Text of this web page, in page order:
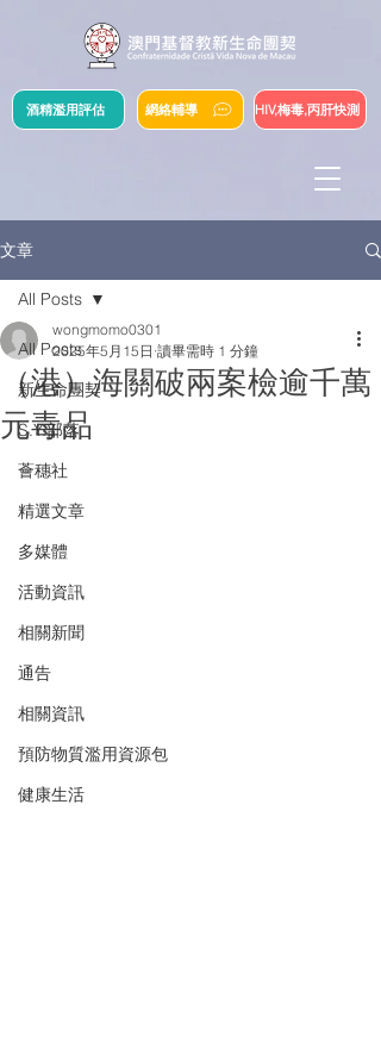
網絡輔導
酒精濫用評估 HIV,梅毒,丙肝快測
文章
All Posts
新生命團契
S.Y.部落
薈穗社
精選文章
多媒體
活動資訊
相關新聞
通告
相關資訊
預防物質濫用資源包
健康生活
All Posts
（港）海關破兩案檢逾千萬
元毒品
wongmomo0301
2025年5月15日 讀畢需時 1 分鐘